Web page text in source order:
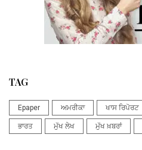
TAG
Epaper ਅਮਰੀਕਾ ਖਾਸ ਰਿਪੋਰਟ
ਭਾਰਤ ਮੁੱਖ ਲੇਖ ਮੁੱਖ ਖ਼ਬਰਾਂ